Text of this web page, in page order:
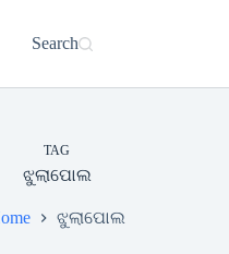
Search
TAG
ଝୁଲାପୋଲ
ଝୁଲାପୋଲ